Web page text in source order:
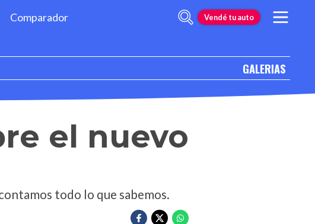
Comparador Vendé tu auto
GALERIAS
el nuevo
todo lo que sabemos.